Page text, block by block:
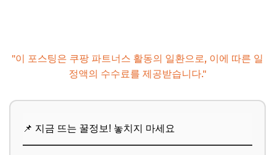
"이 포스팅은 쿠팡 파트너스 활동의 일환으로, 이에 따른 일
정액의 수수료를 제공받습니다."
📌 지금 뜨는 꿀정보! 놓치지 마세요